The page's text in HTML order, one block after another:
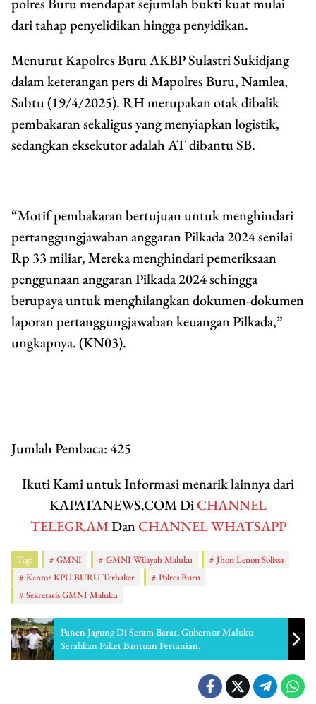
polres Buru mendapat sejumlah bukti kuat mulai
dari tahap penyelidikan hingga penyidikan.
Menurut Kapolres Buru AKBP Sulastri Sukidjang
dalam keterangan pers di Mapolres Buru, Namlea,
Sabtu (19/4/2025). RH merupakan otak dibalik
pembakaran sekaligus yang menyiapkan logistik,
sedangkan eksekutor adalah AT dibantu SB.
“Motif pembakaran bertujuan untuk menghindari
pertanggungjawaban anggaran Pilkada 2024 senilai
Rp 33 miliar, Mereka menghindari pemeriksaan
penggunaan anggaran Pilkada 2024 sehingga
berupaya untuk menghilangkan dokumen-dokumen
laporan pertanggungjawaban keuangan Pilkada,”
ungkapnya. (KN03).
Jumlah Pembaca:425
Ikuti Kami untuk Informasi menarik lainnya dari
KAPATANEWS.COM DiCHANNEL
TELEGRAMDanCHANNEL WHATSAPP
Tag: GMNI GMNI Wilayah Maluku
Jhon Lenon Solissa
Kantor KPU BURU Terbakar
Polres Buru
Sekretaris GMNI Maluku
Panen Jagung Di Seram Barat, Gubernur Maluku
Serahkan Paket Bantuan Pertanian.